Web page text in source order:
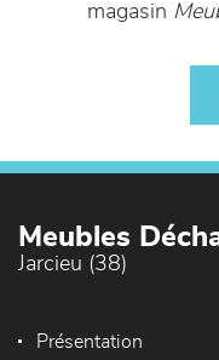
magasin
Meubles
Jarcieu (38)
Présentation